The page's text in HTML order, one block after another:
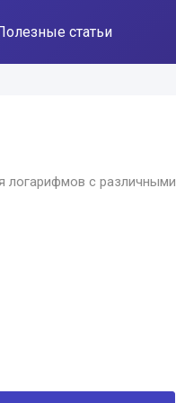
статьи
логарифмов с различными